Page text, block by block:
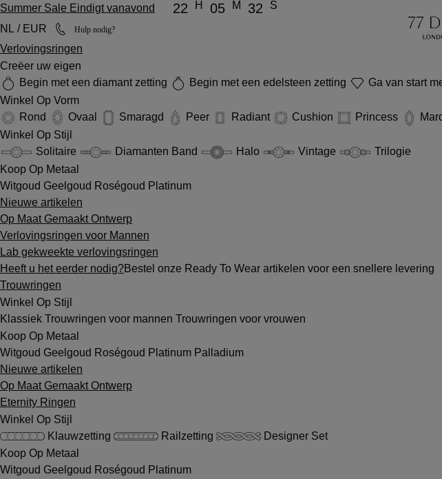
Summer Sale Eindigt vanavond 22 H 05 M 32
S
NL / EUR
Hulp nodig?
Verlovingsringen
Creëer uw eigen
Begin met een diamant zetting
Begin met een edelsteen zetting Ga van start
Winkel Op Vorm
Rond
Ovaal Smaragd Peer Radiant Cushion Princess
Winkel Op Stijl
Solitaire
Diamanten Band Halo Vintage
Trilogie
Koop Op Metaal
Witgoud Geelgoud Roségoud Platinum
Nieuwe artikelen
Op Maat Gemaakt Ontwerp
Verlovingsringen voor Mannen
Lab gekweekte verlovingsringen
Heeft u het eerder nodig?Bestel onze Ready To Wear artikelen voor een snellere levering
Trouwringen
Winkel Op Stijl
Klassiek Trouwringen voor mannen Trouwringen voor vrouwen
Koop Op Metaal
Witgoud Geelgoud Roségoud Platinum Palladium
Nieuwe artikelen
Op Maat Gemaakt Ontwerp
Eternity Ringen
Winkel Op Stijl
Klauwzetting
Railzetting
Designer Set
Koop Op Metaal
Witgoud Geelgoud Roségoud Platinum